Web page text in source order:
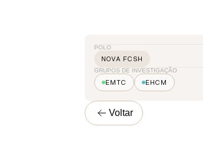
POLO
NOVA FCSH
GRUPOS DE INVESTIGAÇÃO
EMTC EHCM
Voltar